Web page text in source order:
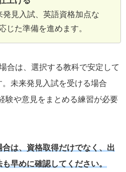
見入試、英語資格加点な
じた準備を進めます。
合は、選択する教科で安定して
未来発見入試を受ける場合
験や意見をまとめる練習が必要
は、資格取得だけでなく、出
早めに確認してください。